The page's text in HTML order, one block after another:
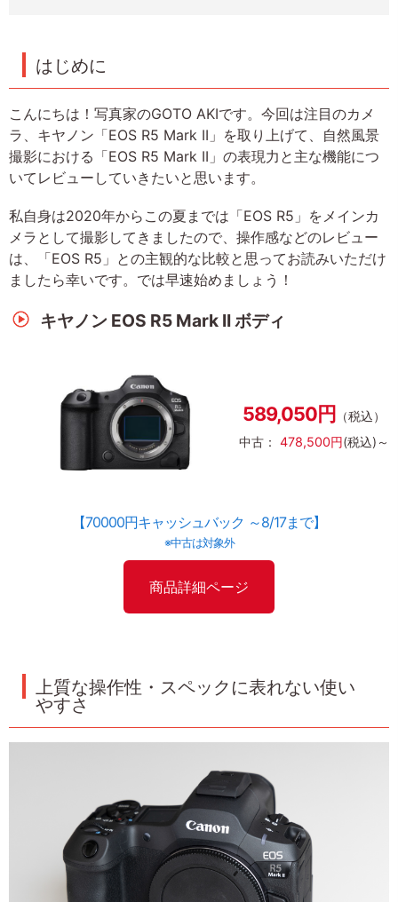
はじめに
こんにちは！写真家のGOTO AKIです。今回は注目のカメ
ラ、キヤノン「EOS R5 Mark II」を取り上げて、自然風景
撮影における「EOS R5 Mark II」の表現力と主な機能につ
いてレビューしていきたいと思います。
私自身は2020年からこの夏までは「EOS R5」をメインカ
メラとして撮影してきましたので、操作感などのレビュー
は、「EOS R5」との主観的な比較と思ってお読みいただけ
ましたら幸いです。では早速始めましょう！
キヤノン EOS R5 Mark II ボディ
589,050円 （税込）
中古： 478,500円(税込)～
【70000円キャッシュバック ～8/17まで】
※中古は対象外
商品詳細ページ
上質な操作性・スペックに表れない使い
やすさ